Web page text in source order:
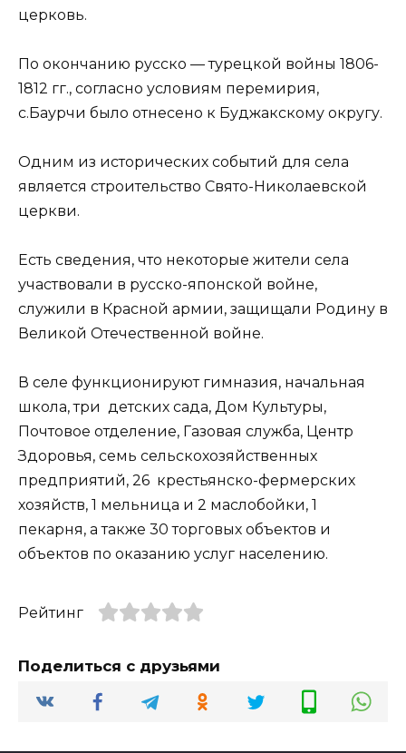
церковь.
По окончанию русско — турецкой войны 1806-
1812 гг., согласно условиям перемирия,
с.Баурчи было отнесено к Буджакскому округу.
Одним из исторических событий для села
является строительство Свято-Николаевской
церкви.
Есть сведения, что некоторые жители села
участвовали в русско-японской войне,
служили в Красной армии, защищали Родину в
Великой Отечественной войне.
В селе функционируют гимназия, начальная
школа, три детских сада, Дом Культуры,
Почтовое отделение, Газовая служба, Центр
Здоровья, семь сельскохозяйственных
предприятий, 26 крестьянско-фермерских
хозяйств, 1 мельница и 2 маслобойки, 1
пекарня, а также 30 торговых объектов и
объектов по оказанию услуг населению.
Рейтинг
Поделиться с друзьями